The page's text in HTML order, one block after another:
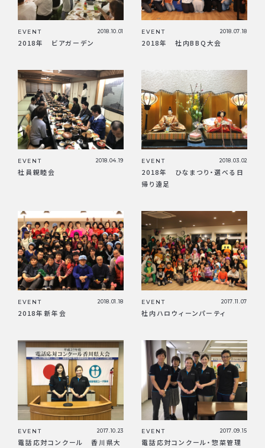
EVENT 2018.10.01
2018年 ビアガーデン
EVENT 2018.07.18
2018年 社内BBQ大会
EVENT 2018.04.19
社員親睦会
EVENT 2018.03.02
2018年 ひなまつり・選べる日
帰り遠足
EVENT 2018.01.18
2018年新年会
EVENT 2017.11.07
社内ハロウィーンパーティ
EVENT 2017.10.23
電話応対コンクール 香川県大
EVENT 2017.09.15
電話応対コンクール・惣菜管理